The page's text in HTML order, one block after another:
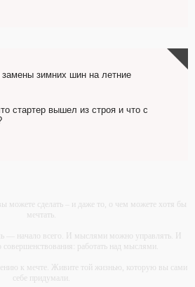
замены зимних шин на летние
стартер вышел из строя и что с
можете сделать – и даже то, о чем можете хотя бы
мечтать.
— начало всего. И мыслями можно управлять. И
совершенствования: работать над мыслями.
к мечте. Живите той жизнью, которую вы сами
себе придумали.